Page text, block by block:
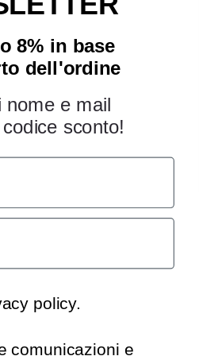
8% in base
dell'ordine
nome e mail
sconto!
policy.
comunicazioni e